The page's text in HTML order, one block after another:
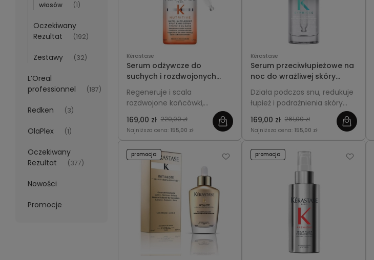
włosów
(1)
Oczekiwany
Rezultat
(192)
Zestawy (32)
L’Oreal
professionnel
(187)
Redken (3)
OlaPlex (1)
Oczekiwany
Rezultat
(377)
Nowości
Promocje
Kérastase
Serum odżywcze do
suchych i rozdwojonych
końcówek włosów -
Kérastase Nutritive Nutri-
Supplement Split Ends 50ml
Regeneruje i scala
rozdwojone końcówki,
chroni przed łamliwością,
nadając włosom gładkość i
169,00 zł 220,00 zł
Najniższa cena: 155,00 zł
Kérastase
Serum przeciwłupieżowe na
noc do wrażliwej skóry
głowy - Kérastase
Symbiose 90ml
Działa podczas snu, redukuje
łupież i podrażnienia skóry
głowy, przywraca równowagę
i wspiera zdrowy wzrost
włosów.
169,00 zł 261,00 zł
Najniższa cena: 155,00 zł
promocja promocja